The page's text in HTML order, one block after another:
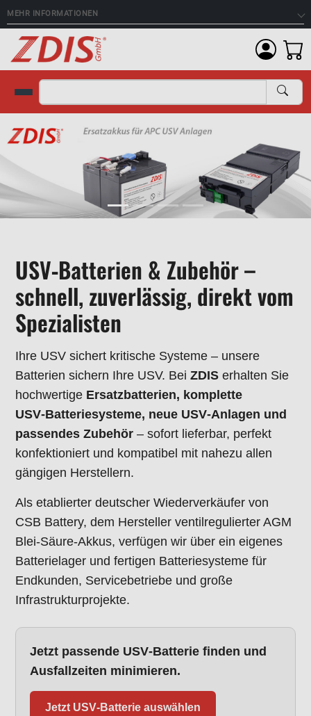
MEHR INFORMATIONEN
Suche
USV‑Batterien & Zubehör –
schnell, zuverlässig, direkt vom
Spezialisten
Ihre USV sichert kritische Systeme – unsere
Batterien sichern Ihre USV. Bei ZDIS erhalten Sie
hochwertige Ersatzbatterien, komplette
USV‑Batteriesysteme, neue USV‑Anlagen und
passendes Zubehör – sofort lieferbar, perfekt
konfektioniert und kompatibel mit nahezu allen
gängigen Herstellern.
Als etablierter deutscher Wiederverkäufer von
CSB Battery, dem Hersteller ventilregulierter AGM
Blei‑Säure‑Akkus, verfügen wir über ein eigenes
Batterielager und fertigen Batteriesysteme für
Endkunden, Servicebetriebe und große
Infrastrukturprojekte.
Jetzt passende USV‑Batterie finden und
Ausfallzeiten minimieren.
Jetzt USV‑Batterie auswählen